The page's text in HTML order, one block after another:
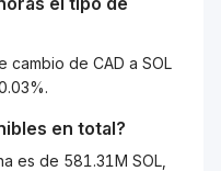
cambio de CAD a SOL
en total?
es de 581.31M SOL,